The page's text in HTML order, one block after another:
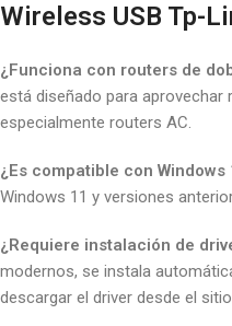
Wireless USB Tp-
¿Funciona con routers de
está diseñado para aprovechar
especialmente routers AC.
¿Es compatible con Windows
Windows 11 y versiones
¿Requiere instalación de
modernos, se instala
descargar el driver desde el